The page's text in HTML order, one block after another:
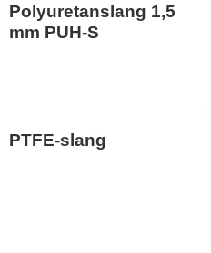
Polyuretanslang 1,5
mm PUH-S
PTFE-slang